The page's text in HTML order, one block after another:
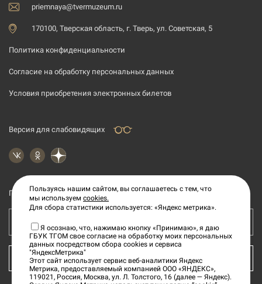
priemnaya@tvermuzeum.ru
170100, Тверская область, г. Тверь, ул. Советская, 5
Политика конфиденциальности
Согласие на обработку персональных данных
Условия приобретения электронных билетов
Версия для слабовидящих
Подпишитесь на рассылку новостей
Ваш e-mail адрес
КУПИТЬ БИЛЕТ
Пользуясь нашим сайтом, вы соглашаетесь с тем, что
мы используем cookies.
Для сбора статистики используется: «Яндекс метрика».
Я осознаю, что, нажимаю кнопку «Принимаю», я даю
ГБУК ТГОМ свое согласие на обработку моих персональных
данных посредством сбора cookies и сервиса
"ЯндексМетрика"
Этот сайт использует сервис веб-аналитики Яндекс
Метрика, предоставляемый компанией ООО «ЯНДЕКС»,
119021, Россия, Москва, ул. Л. Толстого, 16 (далее — Яндекс).